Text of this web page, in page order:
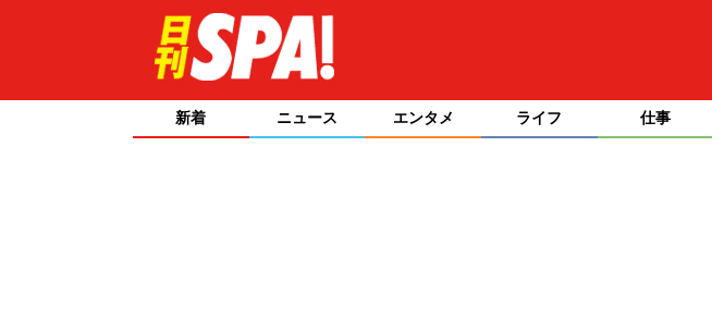
新着 ニュース エンタメ ライフ 仕事